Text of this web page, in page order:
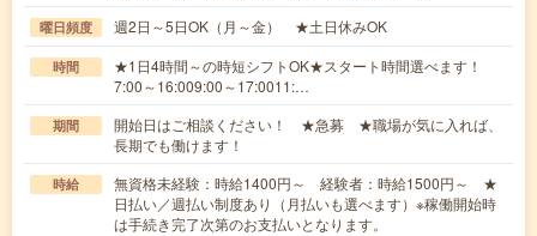
曜日頻度 週2日～5日OK（月～金） ★土日休みOK
時間
★1日4時間～の時短シフトOK★スタート時間選べます！
7:00～16:009:00～17:0011:…
期間
開始日はご相談ください！ ★急募 ★職場が気に入れば、
長期でも働けます！
時給
無資格未経験：時給1400円～ 経験者：時給1500円～ ★
日払い／週払い制度あり（月払いも選べます）※稼働開始時
は手続き完了次第のお支払いとなります。